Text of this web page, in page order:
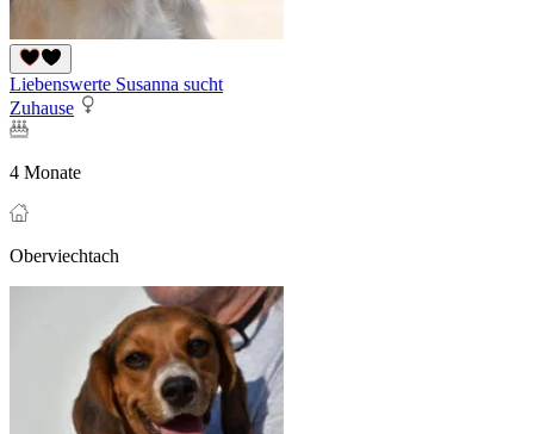
Liebenswerte Susanna sucht
Zuhause
4 Monate
Oberviechtach